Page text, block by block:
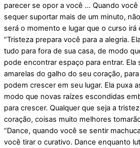
parecer se opor a você … Quando
sequer suportar mais de um minuto,
será o momento e lugar que o curso irá
“Tristeza prepara você para a alegria.
tudo para fora de sua casa, de modo
pode encontrar espaço para entrar. Ela
amarelas do galho do seu coração,
podem crescer em seu lugar. Ela puxa
modo que novas raízes escondidas
para crescer. Qualquer que seja a
coração, coisas muito melhores
“Dance, quando você se sentir
você tirar o curativo. Dance enquanto